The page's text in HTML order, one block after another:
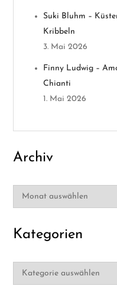
Suki Bluhm –
Kribbeln
3. Mai 2026
Finny Ludwig –
Chianti
1. Mai 2026
Archiv
Archiv
Kategorien
Kategorien